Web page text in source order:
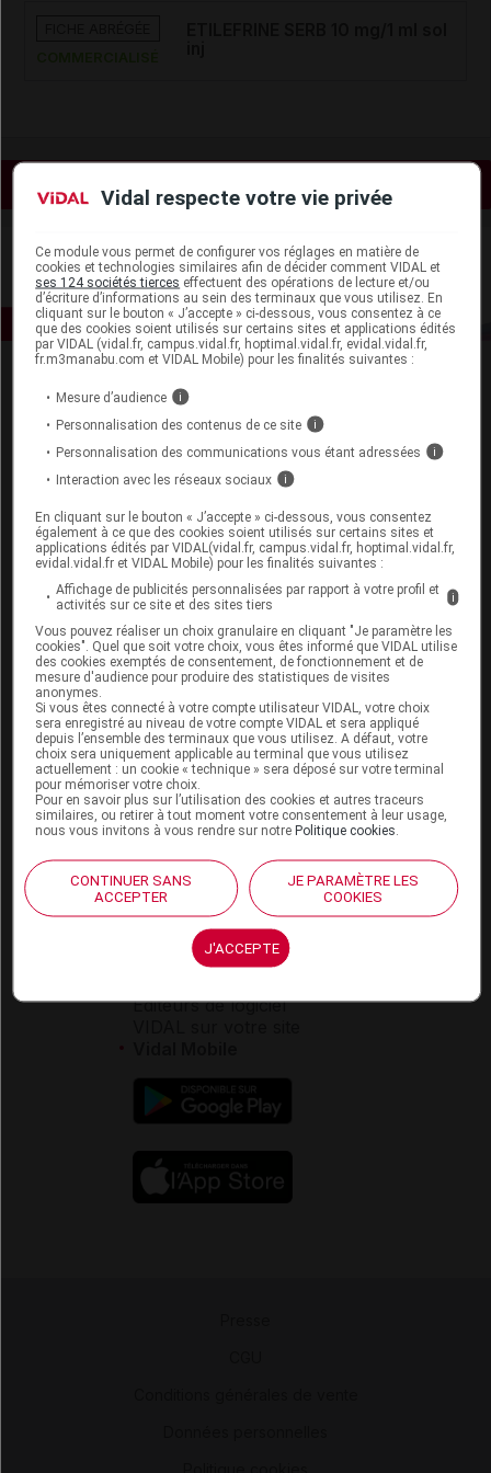
Espace produit
Boutique
VIDAL Expert
VIDAL Hoptimal
eVIDAL
VIDAL Mobile
VIDAL widget
VIDAL Sécurisation
VIDAL e-Services
Espace institutionnel
Qui sommes-nous ?
VIDAL France
Carrières
Charte éthique et
déontologique
Service client
Contact
Espace partenaires
Éditeurs de logiciel
Vidal respecte votre vie privée
Ce module vous permet de configurer vos réglages en matière de
cookies et technologies similaires afin de décider comment VIDAL et
ses 124 sociétés tierces effectuent des opérations de lecture et/ou
d’écriture d’informations au sein des terminaux que vous utilisez. En
cliquant sur le bouton « J’accepte » ci-dessous, vous consentez à ce
que des cookies soient utilisés sur certains sites et applications édités
par VIDAL (vidal.fr, campus.vidal.fr, hoptimal.vidal.fr, evidal.vidal.fr,
fr.m3manabu.com et VIDAL Mobile) pour les finalités suivantes :
Mesure d’audience i
Personnalisation des contenus de ce site i
Personnalisation des communications vous étant adressées i
Interaction avec les réseaux sociaux i
En cliquant sur le bouton « J’accepte » ci-dessous, vous consentez
également à ce que des cookies soient utilisés sur certains sites et
applications édités par VIDAL(vidal.fr, campus.vidal.fr, hoptimal.vidal.fr,
evidal.vidal.fr et VIDAL Mobile) pour les finalités suivantes :
Affichage de publicités personnalisées par rapport à votre profil et
activités sur ce site et des sites tiers
i
Vous pouvez réaliser un choix granulaire en cliquant "Je paramètre les
cookies". Quel que soit votre choix, vous êtes informé que VIDAL utilise
des cookies exemptés de consentement, de fonctionnement et de
mesure d'audience pour produire des statistiques de visites
anonymes.
Si vous êtes connecté à votre compte utilisateur VIDAL, votre choix
sera enregistré au niveau de votre compte VIDAL et sera appliqué
depuis l’ensemble des terminaux que vous utilisez. A défaut, votre
choix sera uniquement applicable au terminal que vous utilisez
actuellement : un cookie « technique » sera déposé sur votre terminal
pour mémoriser votre choix.
Pour en savoir plus sur l’utilisation des cookies et autres traceurs
similaires, ou retirer à tout moment votre consentement à leur usage,
nous vous invitons à vous rendre sur notrePolitique cookies
CONTINUER SANS
ACCEPTER
JE PARAMÈTRE LES
COOKIES
J'ACCEPTE